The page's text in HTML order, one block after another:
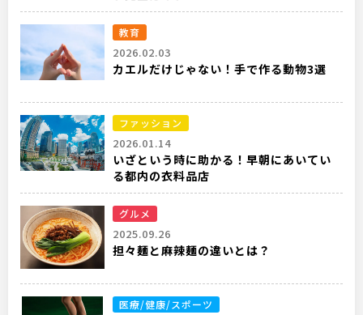
教育
2026.02.03
カエルだけじゃない！手で作る動物3選
ファッション
2026.01.14
いざという時に助かる！早朝にあいてい
る都内の衣料品店
グルメ
2025.09.26
担々麺と麻辣麺の違いとは？
医療/健康/スポーツ